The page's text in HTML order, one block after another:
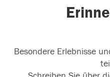
Besondere Erlebnisse